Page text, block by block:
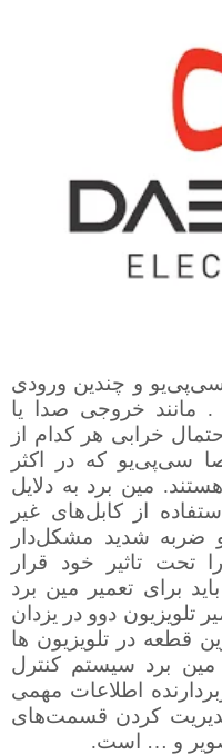
سی‌پی‌یو و چندین ورودی
خروجی صدا یا
خرابی هر کدام از
سی‌پی‌یو که در اکثر
مین برد به دلایل
از کابل‌های غیر
ضربه شدید مشکل‌دار
تحت تاثیر خود قرار
برای تعمیر مین برد
تلویزیون دوو در یزدان
قطعه‌ در تلویزیون ها
برد سیستم کنترل
اطلاعات مهمی
کردن قسمت‌های
و … است.